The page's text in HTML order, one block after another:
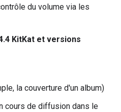
du volume via les
KitKat et versions
la couverture d'un album)
cours de diffusion dans le